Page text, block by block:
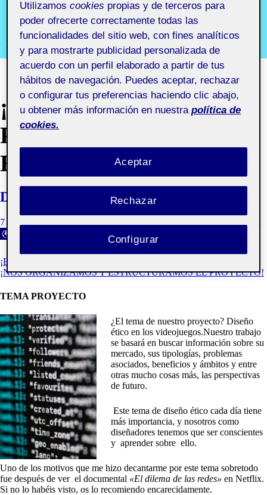
aula 1
Recursos y comunidades digitales aula 1
¡EMPIEZA EL
PROYECTO EN
EQUIPO!
Diseño ético
7 NOVIEMBRE, 2020
¡EMPIEZA EL PROYECTO EN EQUIPO!
¡NOS ORGANIZAMOS Y ESTRUCTURAMOS EL PROYECTO!
TEMA PROYECTO
¿El tema de nuestro proyecto? Diseño
ético en los videojuegos.Nuestro trabajo
se basará en buscar información sobre su
mercado, sus tipologías, problemas
asociados, beneficios y ámbitos y entre
otras mucho cosas más, las perspectivas
de futuro.
Este tema de diseño ético cada día tiene
más importancia, y nosotros como
diseñadores tenemos que ser conscientes
y aprender sobre ello.
Uno de los motivos que me hizo decantarme por este tema sobretodo
fue después de ver el documental «El dilema de las redes» en Netflix.
Si no lo habéis visto, os lo recomiendo encarecidamente.
Utilizamoscookies propias y de terceros para
poder ofrecerte correctamente todas las
funcionalidades del sitio web, con fines analíticos
y para mostrarte publicidad personalizada de
acuerdo con un perfil elaborado a partir de tus
hábitos de navegación. Puedes aceptar, rechazar
o configurar tus preferencias haciendo clic abajo,
u obtener más información en nuestra política de
cookies.
Rechazar
Aceptar
Configurar